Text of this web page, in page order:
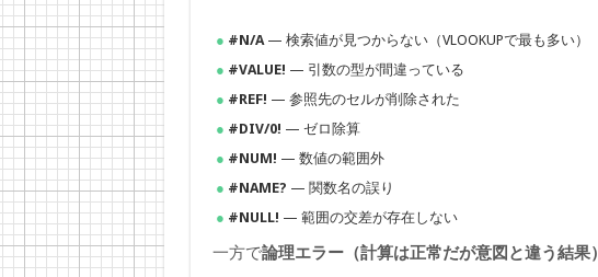
#N/A— 検索値が見つからない（VLOOKUPで最も多い）
#VALUE! — 引数の型が間違っている
#REF! — 参照先のセルが削除された
#DIV/0! — ゼロ除算
#NUM! — 数値の範囲外
#NAME? — 関数名の誤り
#NULL! — 範囲の交差が存在しない
一方で論理エラー（計算は正常だが意図と違う結果）